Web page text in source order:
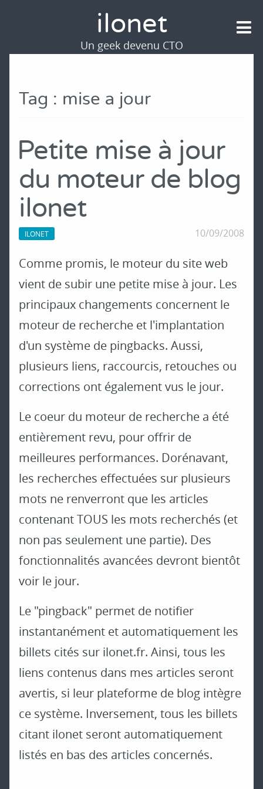
Tag : mise a jour
Petite mise à jour
du moteur de blog
ilonet
ILONET 10/09/2008
Comme promis, le moteur du site web
vient de subir une petite mise à jour. Les
principaux changements concernent le
moteur de recherche et l'implantation
d'un système de pingbacks. Aussi,
plusieurs liens, raccourcis, retouches ou
corrections ont également vus le jour.
Le coeur du moteur de recherche a été
entièrement revu, pour offrir de
meilleures performances. Dorénavant,
les recherches effectuées sur plusieurs
mots ne renverront que les articles
contenant TOUS les mots recherchés (et
non pas seulement une partie). Des
fonctionnalités avancées devront bientôt
voir le jour.
Le "pingback" permet de notifier
instantanément et automatiquement les
billets cités sur ilonet.fr. Ainsi, tous les
liens contenus dans mes articles seront
avertis, si leur plateforme de blog intègre
ce système. Inversement, tous les billets
citant ilonet seront automatiquement
listés en bas des articles concernés.
ilonet
Un geek devenu CTO